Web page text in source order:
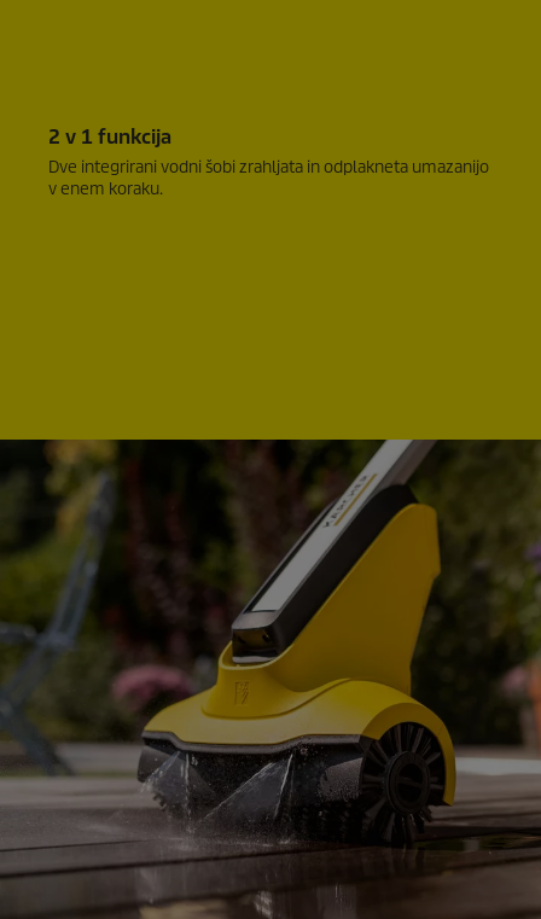
2 v 1 funkcija
Dve integrirani vodni šobi zrahljata in odplakneta umazanijo
v enem koraku.